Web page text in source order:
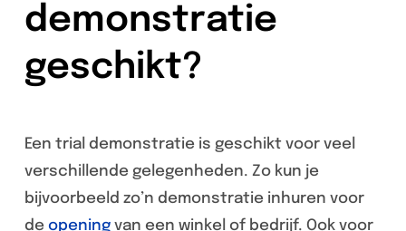
demonstratie
geschikt?
Een trial demonstratie is geschikt voor veel
verschillende gelegenheden. Zo kun je
bijvoorbeeld zo’n demonstratie inhuren voor
de openingvan een winkel of bedrijf. Ook voor